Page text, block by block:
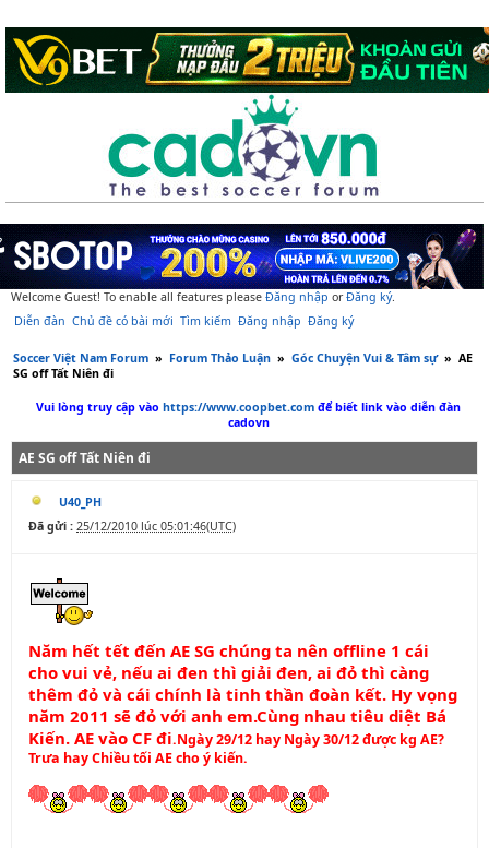
Welcome Guest! To enable all features please Đăng nhập orĐăng ký.
Diễn đàn Chủ đề có bài mới Tìm kiếm Đăng nhập Đăng ký
Soccer Việt Nam Forum » Forum Thảo Luận » Góc Chuyện Vui & Tâm sự » AE
SG off Tất Niên đi
Vui lòng truy cập vàohttps://www.coopbet.comđể biết link vào diễn đàn
cadovn
AE SG off Tất Niên đi
U40_PH
Đã gửi : 25/12/2010 lúc 05:01:46(UTC)
Năm hết tết đến AE SG chúng ta nên offline 1 cái
cho vui vẻ, nếu ai đen thì giải đen, ai đỏ thì càng
thêm đỏ và cái chính là tinh thần đoàn kết. Hy vọng
năm 2011 sẽ đỏ với anh em.Cùng nhau tiêu diệt Bá
Kiến. AE vào CF đi.Ngày 29/12 hay Ngày 30/12 được kg AE?
Trưa hay Chiều tối AE cho ý kiến.